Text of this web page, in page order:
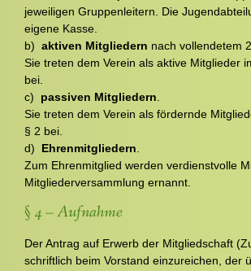
jeweiligen Gruppenleitern. Die
eigene Kasse.
b) aktiven Mitgliedern nach vollendetem
Sie treten dem Verein als aktive Mitglieder
bei.
c) passiven Mitgliedern
Sie treten dem Verein als fördernde
§ 2 bei.
d) Ehrenmitgliedern
Zum Ehrenmitglied werden verdienstvolle
Mitgliederversammlung ernannt.
§ 4 – Aufnahme
Der Antrag auf Erwerb der Mitgliedschaft
schriftlich beim Vorstand einzureichen, der